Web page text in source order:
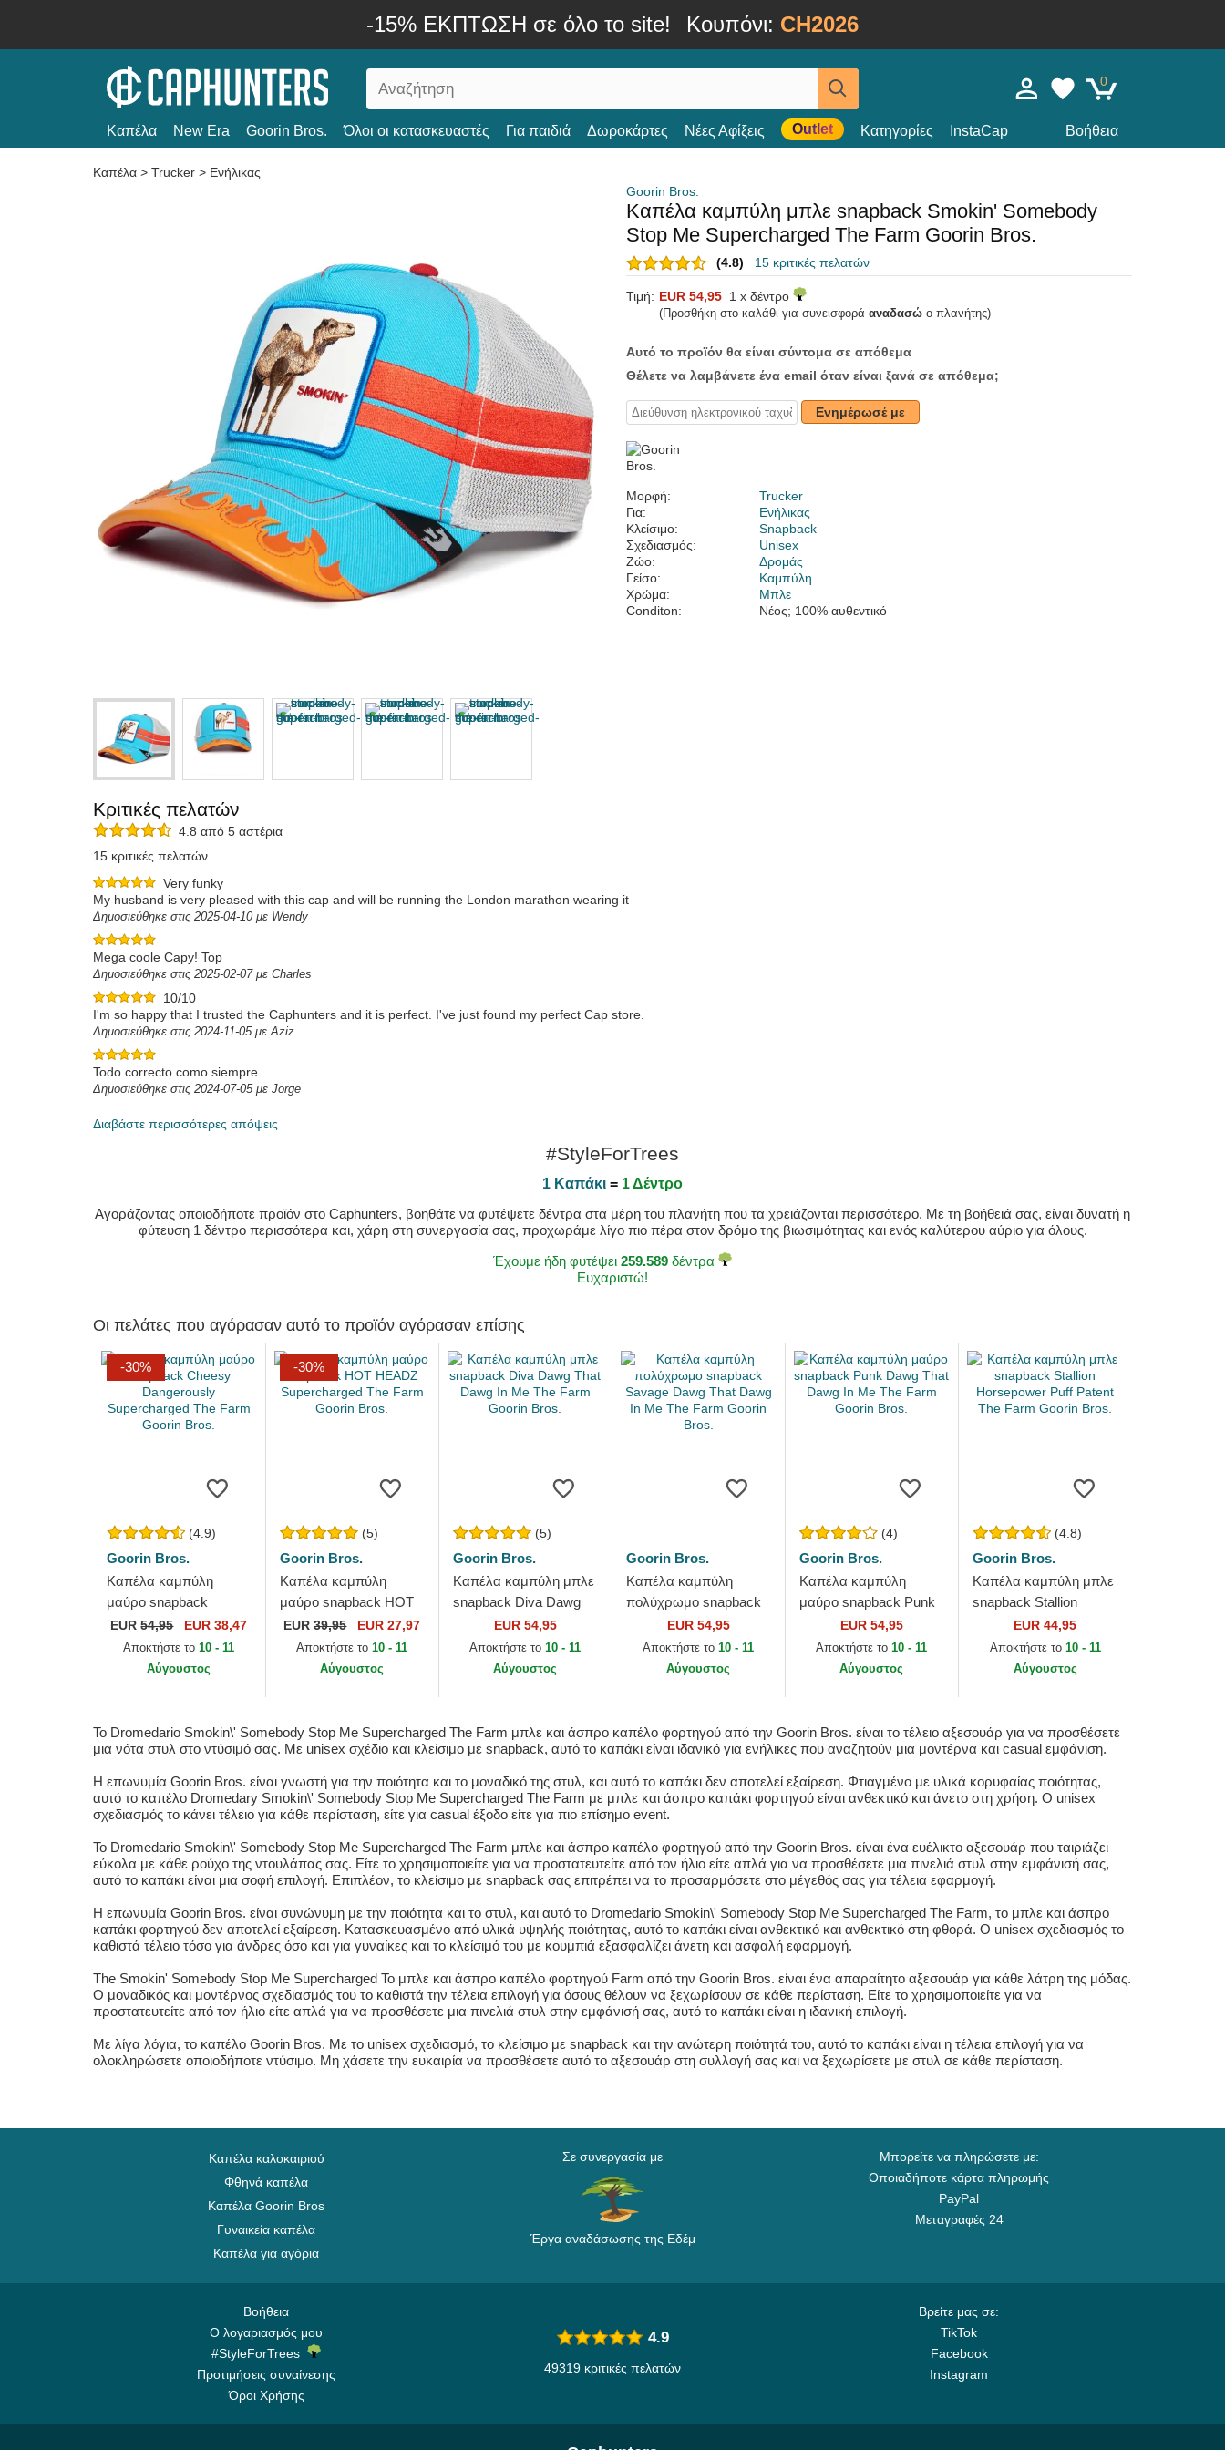
-15% ΕΚΠΤΩΣΗ σε όλο το site! Κουπόνι: CH2026
0
Καπέλα New Era Goorin Bros. Όλοι οι κατασκευαστές Για παιδιά Δωροκάρτες Νέες Αφίξεις Outlet Κατηγορίες InstaCap Βοήθεια
Καπέλα > Trucker > Ενήλικας
Goorin Bros.
Καπέλα καμπύλη μπλε snapback Smokin' Somebody
Stop Me Supercharged The Farm Goorin Bros.
(4.8) 15 κριτικές πελατών
Τιμή: EUR 54,95 1 x δέντρο
(Προσθήκη στο καλάθι για συνεισφορά αναδασώ ο πλανήτης)
Αυτό το προϊόν θα είναι σύντομα σε απόθεμα
Θέλετε να λαμβάνετε ένα email όταν είναι ξανά σε απόθεμα;
Ενημέρωσέ με
Μορφή:
Trucker
Για:
Ενήλικας
Κλείσιμο:
Snapback
Σχεδιασμός:
Unisex
Ζώο:
Δρομάς
Γείσο:
Καμπύλη
Χρώμα:
Μπλε
Conditon:
Νέος; 100% αυθεντικό
Κριτικές πελατών
4.8 από 5 αστέρια
15 κριτικές πελατών
Very funky
My husband is very pleased with this cap and will be running the London marathon wearing it
Δημοσιεύθηκε στις 2025-04-10 με Wendy
Mega coole Capy! Top
Δημοσιεύθηκε στις 2025-02-07 με Charles
10/10
I'm so happy that I trusted the Caphunters and it is perfect. I've just found my perfect Cap store.
Δημοσιεύθηκε στις 2024-11-05 με Aziz
Todo correcto como siempre
Δημοσιεύθηκε στις 2024-07-05 με Jorge
Διαβάστε περισσότερες απόψεις
#StyleForTrees
1 Καπάκι = 1 Δέντρο
Αγοράζοντας οποιοδήποτε προϊόν στο Caphunters, βοηθάτε να φυτέψετε δέντρα στα μέρη του πλανήτη που τα χρειάζονται περισσότερο. Με τη βοήθειά σας, είναι δυνατή η
φύτευση 1 δέντρο περισσότερα και, χάρη στη συνεργασία σας, προχωράμε λίγο πιο πέρα στον δρόμο της βιωσιμότητας και ενός καλύτερου αύριο για όλους.
Έχουμε ήδη φυτέψει 259.589 δέντρα
Ευχαριστώ!
Οι πελάτες που αγόρασαν αυτό το προϊόν αγόρασαν επίσης
-30%
(4.9)
Goorin Bros.
Καπέλα καμπύλη
μαύρο snapback
Cheesy Dangerously
Supercharged The
Farm Goorin Bros.
EUR54,95 EUR 38,47
Αποκτήστε το10 - 11
Αύγουστος
-30%
(5)
Goorin Bros.
Καπέλα καμπύλη
μαύρο snapback HOT
HEADZ Supercharged
The Farm Goorin Bros.
EUR39,95 EUR 27,97
Αποκτήστε το10 - 11
Αύγουστος
(5)
Goorin Bros.
Καπέλα καμπύλη μπλε
snapback Diva Dawg
That Dawg In Me The
Farm Goorin Bros.
EUR 54,95
Αποκτήστε το10 - 11
Αύγουστος
Goorin Bros.
Καπέλα καμπύλη
πολύχρωμο snapback
Savage Dawg That
Dawg In Me The Farm
Goorin Bros.
EUR 54,95
Αποκτήστε το10 - 11
Αύγουστος
(4)
Goorin Bros.
Καπέλα καμπύλη
μαύρο snapback Punk
Dawg That Dawg In Me
The Farm Goorin Bros.
EUR 54,95
Αποκτήστε το10 - 11
Αύγουστος
(4.8)
Goorin Bros.
Καπέλα καμπύλη μπλε
snapback Stallion
Horsepower Puff Patent
The Farm Goorin Bros.
EUR 44,95
Αποκτήστε το 10 - 11
Αύγουστος
Το Dromedario Smokin\' Somebody Stop Me Supercharged The Farm μπλε και άσπρο καπέλο φορτηγού από την Goorin Bros. είναι το τέλειο αξεσουάρ για να προσθέσετε
μια νότα στυλ στο ντύσιμό σας. Με unisex σχέδιο και κλείσιμο με snapback, αυτό το καπάκι είναι ιδανικό για ενήλικες που αναζητούν μια μοντέρνα και casual εμφάνιση.
Η επωνυμία Goorin Bros. είναι γνωστή για την ποιότητα και το μοναδικό της στυλ, και αυτό το καπάκι δεν αποτελεί εξαίρεση. Φτιαγμένο με υλικά κορυφαίας ποιότητας,
αυτό το καπέλο Dromedary Smokin\' Somebody Stop Me Supercharged The Farm με μπλε και άσπρο καπάκι φορτηγού είναι ανθεκτικό και άνετο στη χρήση. Ο unisex
σχεδιασμός το κάνει τέλειο για κάθε περίσταση, είτε για casual έξοδο είτε για πιο επίσημο event.
Το Dromedario Smokin\' Somebody Stop Me Supercharged The Farm μπλε και άσπρο καπέλο φορτηγού από την Goorin Bros. είναι ένα ευέλικτο αξεσουάρ που ταιριάζει
εύκολα με κάθε ρούχο της ντουλάπας σας. Είτε το χρησιμοποιείτε για να προστατευτείτε από τον ήλιο είτε απλά για να προσθέσετε μια πινελιά στυλ στην εμφάνισή σας,
αυτό το καπάκι είναι μια σοφή επιλογή. Επιπλέον, το κλείσιμο με snapback σας επιτρέπει να το προσαρμόσετε στο μέγεθός σας για τέλεια εφαρμογή.
Η επωνυμία Goorin Bros. είναι συνώνυμη με την ποιότητα και το στυλ, και αυτό το Dromedario Smokin\' Somebody Stop Me Supercharged The Farm, το μπλε και άσπρο
καπάκι φορτηγού δεν αποτελεί εξαίρεση. Κατασκευασμένο από υλικά υψηλής ποιότητας, αυτό το καπάκι είναι ανθεκτικό και ανθεκτικό στη φθορά. Ο unisex σχεδιασμός το
καθιστά τέλειο τόσο για άνδρες όσο και για γυναίκες και το κλείσιμό του με κουμπιά εξασφαλίζει άνετη και ασφαλή εφαρμογή.
The Smokin' Somebody Stop Me Supercharged Το μπλε και άσπρο καπέλο φορτηγού Farm από την Goorin Bros. είναι ένα απαραίτητο αξεσουάρ για κάθε λάτρη της μόδας.
Ο μοναδικός και μοντέρνος σχεδιασμός του το καθιστά την τέλεια επιλογή για όσους θέλουν να ξεχωρίσουν σε κάθε περίσταση. Είτε το χρησιμοποιείτε για να
προστατευτείτε από τον ήλιο είτε απλά για να προσθέσετε μια πινελιά στυλ στην εμφάνισή σας, αυτό το καπάκι είναι η ιδανική επιλογή.
Με λίγα λόγια, το καπέλο Goorin Bros. Με το unisex σχεδιασμό, το κλείσιμο με snapback και την ανώτερη ποιότητά του, αυτό το καπάκι είναι η τέλεια επιλογή για να
ολοκληρώσετε οποιοδήποτε ντύσιμο. Μη χάσετε την ευκαιρία να προσθέσετε αυτό το αξεσουάρ στη συλλογή σας και να ξεχωρίσετε με στυλ σε κάθε περίσταση.
Καπέλα καλοκαιριού
Φθηνά καπέλα
Καπέλα Goorin Bros
Γυναικεία καπέλα
Καπέλα για αγόρια
Σε συνεργασία με
Έργα αναδάσωσης της Εδέμ
Μπορείτε να πληρώσετε με:
Οποιαδήποτε κάρτα πληρωμής
PayPal
Μεταγραφές 24
Βοήθεια
Ο λογαριασμός μου
#StyleForTrees
Προτιμήσεις συναίνεσης
Όροι Χρήσης
Βρείτε μας σε:
TikTok
Facebook
Instagram
4.9
49319 κριτικές πελατών